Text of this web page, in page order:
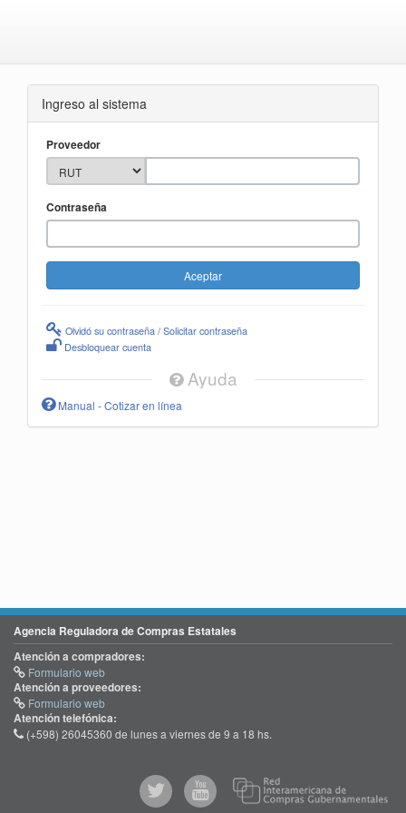
Ingreso al sistema
Proveedor
Contraseña
Olvidó su contraseña / Solicitar contraseña
Desbloquear cuenta
Ayuda
Manual - Cotizar en línea
Agencia Reguladora de Compras Estatales
Atención a compradores:
Formulario web
Atención a proveedores:
Formulario web
Atención telefónica:
(+598) 26045360 de lunes a viernes de 9 a 18 hs.
@comprasgubuy
ACCE